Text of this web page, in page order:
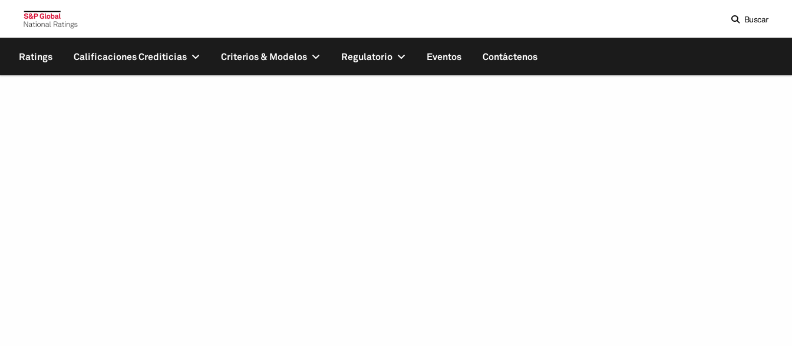
Buscar
Ratings Calificaciones Crediticias Criterios & Modelos Regulatorio Eventos Contáctenos